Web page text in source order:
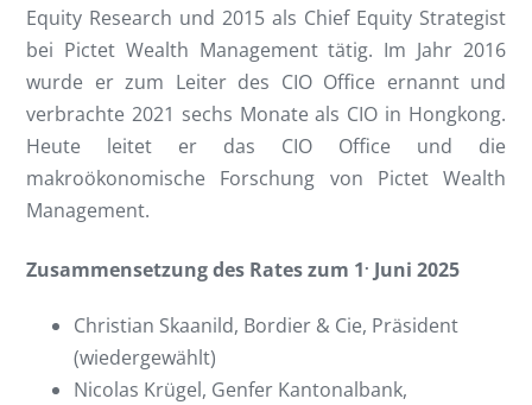
Equity Research und 2015 als Chief Equity Strategist
bei Pictet Wealth Management tätig. Im Jahr 2016
wurde er zum Leiter des CIO Office ernannt und
verbrachte 2021 sechs Monate als CIO in Hongkong.
Heute leitet er das CIO Office und die
makroökonomische Forschung von Pictet Wealth
Management.
Zusammensetzung des Rates zum 1. Juni 2025
Christian Skaanild, Bordier & Cie, Präsident
(wiedergewählt)
Nicolas Krügel, Genfer Kantonalbank,